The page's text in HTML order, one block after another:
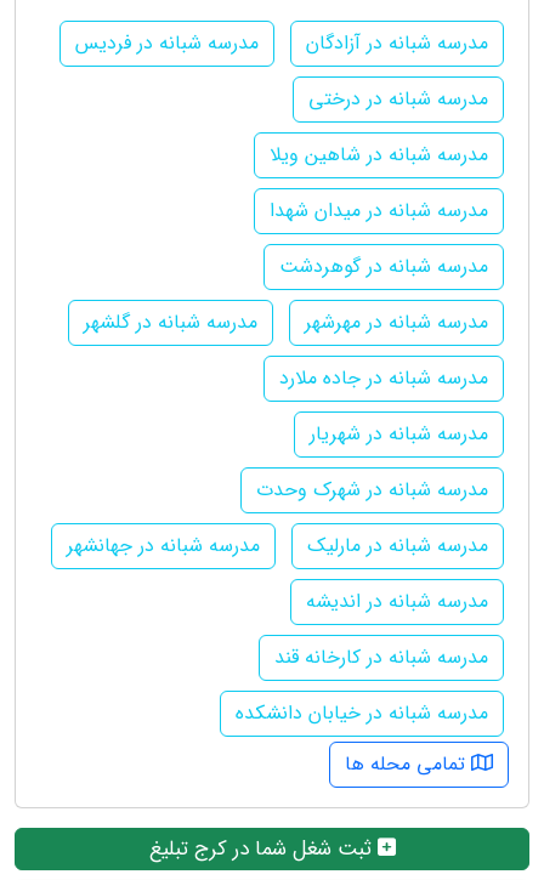
مدرسه شبانه در آزادگان
مدرسه شبانه در فردیس
مدرسه شبانه در درختی
مدرسه شبانه در شاهین ویلا
مدرسه شبانه در میدان شهدا
مدرسه شبانه در گوهردشت
مدرسه شبانه در مهرشهر
مدرسه شبانه در گلشهر
مدرسه شبانه در جاده ملارد
مدرسه شبانه در شهریار
مدرسه شبانه در شهرک وحدت
مدرسه شبانه در مارلیک
مدرسه شبانه در جهانشهر
مدرسه شبانه در اندیشه
مدرسه شبانه در کارخانه قند
مدرسه شبانه در خیابان دانشکده
تمامی محله ها
ثبت شغل شما در کرج تبلیغ